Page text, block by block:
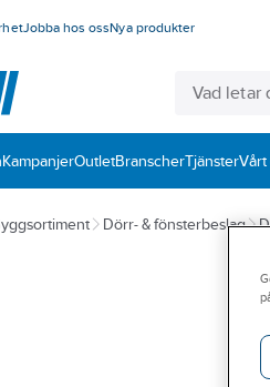
Jobba hos ossNya produkter
KampanjerOutletBranscherTjänster
Dörr- & fönsterbeslag